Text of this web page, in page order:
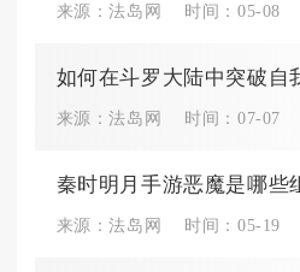
来源：法岛网 时间：05-08
如何在斗罗大陆中突破自
来源：法岛网 时间：07-07
秦时明月手游恶魔是哪些
来源：法岛网 时间：05-19